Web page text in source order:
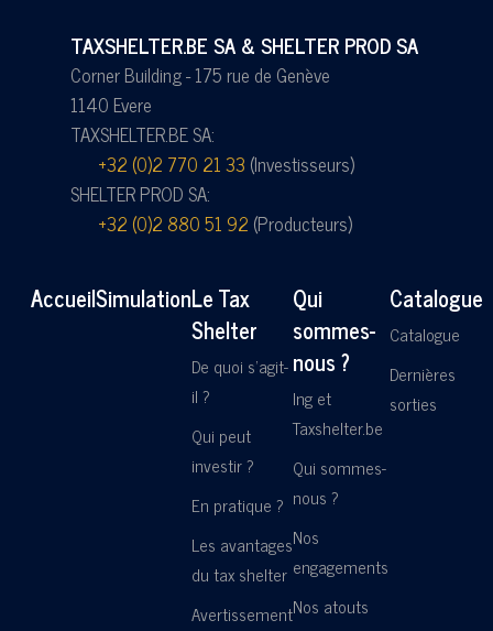
TAXSHELTER.BE SA & SHELTER PROD SA
Corner Building - 175 rue de Genève
1140 Evere
TAXSHELTER.BE SA:
+32 (0)2 770 21 33 (Investisseurs)
SHELTER PROD SA:
+32 (0)2 880 51 92 (Producteurs)
AccueilSimulationLe Tax
Shelter
De quoi s'agit-
il ?
Qui peut
investir ?
En pratique ?
Les avantages
du tax shelter
Avertissement
Qui
sommes-
nous ?
Ing et
Taxshelter.be
Qui sommes-
nous ?
Nos
engagements
Nos atouts
Catalogue
Catalogue
Dernières
sorties